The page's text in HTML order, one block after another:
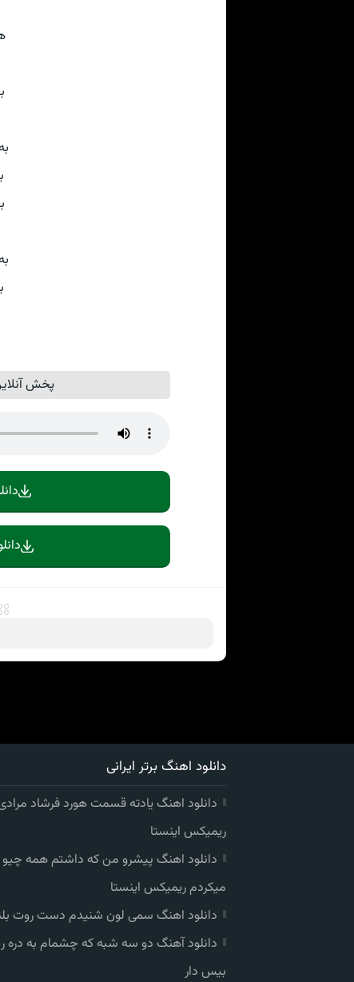
پخش
دانلود اهنگ برتر ایرانی
دانلود اهنگ یادته قسمت هورد فرشاد
ریمیکس اینستا
دانلود اهنگ پیشرو من که داشتم همه
میکردم ریمیکس اینستا
دانلود اهنگ سمی لون شنیدم دست روت
دانلود آهنگ دو سه شبه که چشمام به دره
بیس دار